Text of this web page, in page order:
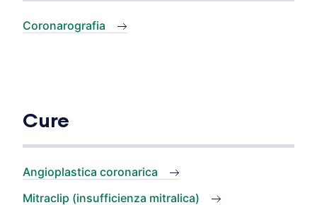
Coronarografia
Cure
Angioplastica coronarica
Mitraclip (insufficienza mitralica)